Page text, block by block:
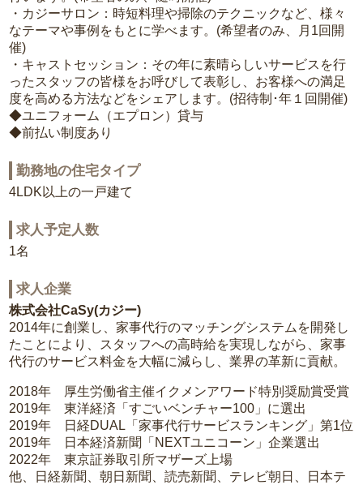
・カジーサロン：時短料理や掃除のテクニックなど、様々
なテーマや事例をもとに学べます。(希望者のみ、月1回開
催)
・キャストセッション：その年に素晴らしいサービスを行
ったスタッフの皆様をお呼びして表彰し、お客様への満足
度を高める方法などをシェアします。(招待制･年１回開催)
◆ユニフォーム（エプロン）貸与
◆前払い制度あり
勤務地の住宅タイプ
4LDK以上の一戸建て
求人予定人数
1名
求人企業
株式会社CaSy(カジー)
2014年に創業し、家事代行のマッチングシステムを開発し
たことにより、スタッフへの高時給を実現しながら、家事
代行のサービス料金を大幅に減らし、業界の革新に貢献。
2018年 厚生労働省主催イクメンアワード特別奨励賞受賞
2019年 東洋経済「すごいベンチャー100」に選出
2019年 日経DUAL「家事代行サービスランキング」第1位
2019年 日本経済新聞「NEXTユニコーン」企業選出
2022年 東京証券取引所マザーズ上場
他、日経新聞、朝日新聞、読売新聞、テレビ朝日、日本テ